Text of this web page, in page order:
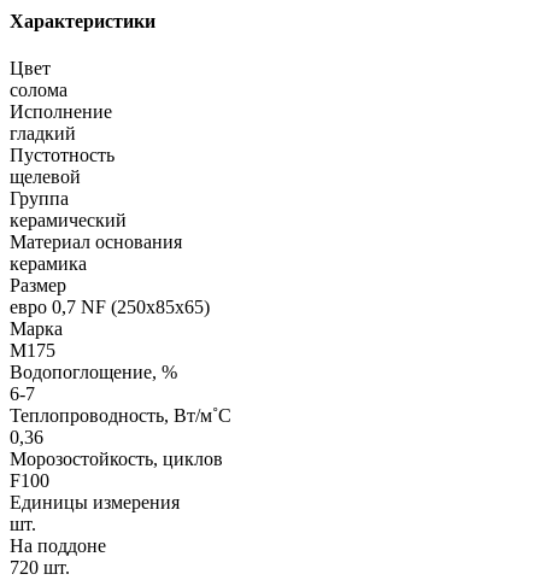
Характеристики
Цвет
солома
Исполнение
гладкий
Пустотность
щелевой
Группа
керамический
Материал основания
керамика
Размер
евро 0,7 NF (250х85х65)
Марка
М175
Водопоглощение, %
6-7
Теплопроводность, Вт/м˚С
0,36
Морозостойкость, циклов
F100
Единицы измерения
шт.
На поддоне
720 шт.